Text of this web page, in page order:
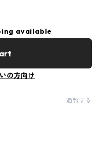
available
の方向け
通報する